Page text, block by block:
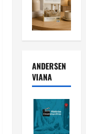
ANDERSEN
VIANA